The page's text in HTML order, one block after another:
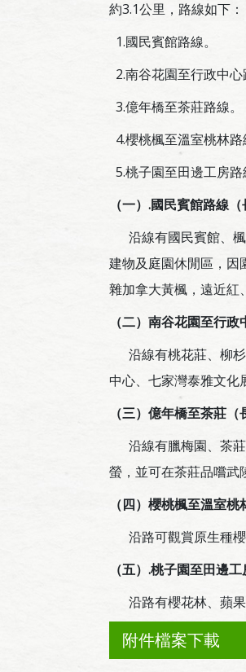
約3.1公里，路線如下：
1.國民賓館路線。
2.南谷花園至行政中心
3.億年橋至茶莊路線。
4.櫻桃楓至溫室桃林路
5.桃子園至田邊工房路
（一）.國民賓館路線
沿線有國民賓館、楓
建物及庭園休閒區，因
雜加拿大黃楓，遠近紅
（二）南谷花園至行
沿線有桃花莊、柳杉
中心、七家灣泰雅文化
（三）億年橋至茶莊（
沿線有臘梅園、茶莊
螢，並可在茶莊品嚐武
（四）櫻桃楓至溫室
沿路可觀賞原生種櫻
（五）.桃子園至田邊工
沿路有櫻花林、蘋果
附件檔案下載